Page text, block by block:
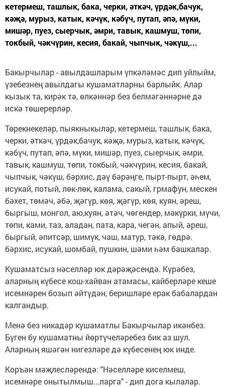
кетермеш, ташлык, бака, черки, әткәч, үрдәк,бачук,
кәҗә, мурыз, катык, кәчүк, кәбүч, путап, әпә, мүки,
мишәр, пуез, сыерчык, әмри, тавык, кашмуш, төпи,
токбый, чәкчүрин, кесия, бакай, чыпчык, чәкүш,...
Бакырчылар - авылдашларым үпкәләмәс дип уйлыйм,
үзебезнең авылдагы кушаматларны барлыйк. Алар
кызык та, кирәк тә, өлкәннәр без белмәгәннәрне дә
искә төшерерләр.
Төрекнекеләр, пыякныкылар, кетермеш, ташлык, бака,
черки, әткәч, үрдәк,бачук, кәҗә, мурыз, катык, кәчүк,
кәбүч, путап, әпә, мүки, мишәр, пуез, сыерчык, әмри,
тавык, кашмуш, төпи, токбый, чәкчүрин, кесия, бакай,
чыпчык, чәкүш, бәрхис, дәү бәрәңге, пырт-пырт, әһем,
исукай, потый, лөк-лөк, калама, сакый, грмафун, мескен
бәхет, төмәч, әбә, җәгүр, көя, җәгүр, көя, куян, әреш,
быргыш, монгол, аю,куян, әтәч, чөгендер, мәкүрки, мүчи,
төпи, ками, таз, аладан, пата, кара, чегән, апый, әреш,
быргый, әпитсәр, шимүк, чаш, матур, тәкә, гөдрә.
бәрхис, исукай, шомбай, пушкин, шәми һәм башкалар.
Кушаматсыз нәселләр юк дәрәҗәсендә. Күрәбез,
аларның күбесе кош-хайван атамасы, кайберләре кеше
исемнәрен бозып әйтүдән, беришләре ерак бабалардан
калгандыр.
Менә без никадәр кушаматлы Бакырчылар икәнбез.
Бүген бу кушаматны йөртүчеләребез бик аз шул.
Аларның яшәгән нигезләре дә күбесенең юк инде.
Коръән мәҗлесләрендә: "Нәселләре киселмеш,
исемнәре онытылмыш...ларга" - дип дога кылалар.